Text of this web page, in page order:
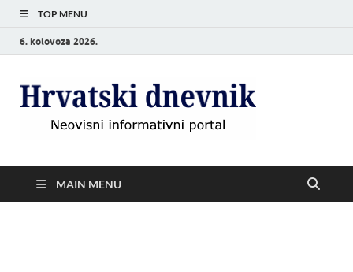
TOP MENU
6. kolovoza 2026.
MAIN MENU